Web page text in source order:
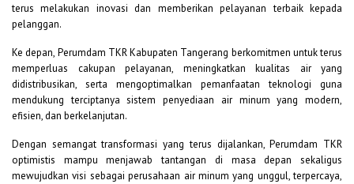
terus melakukan inovasi dan memberikan pelayanan terbaik kepada
pelanggan.
Ke depan, Perumdam TKR Kabupaten Tangerang berkomitmen untuk terus
memperluas cakupan pelayanan, meningkatkan kualitas air yang
didistribusikan, serta mengoptimalkan pemanfaatan teknologi guna
mendukung terciptanya sistem penyediaan air minum yang modern,
efisien, dan berkelanjutan.
Dengan semangat transformasi yang terus dijalankan, Perumdam TKR
optimistis mampu menjawab tantangan di masa depan sekaligus
mewujudkan visi sebagai perusahaan air minum yang unggul, terpercaya,